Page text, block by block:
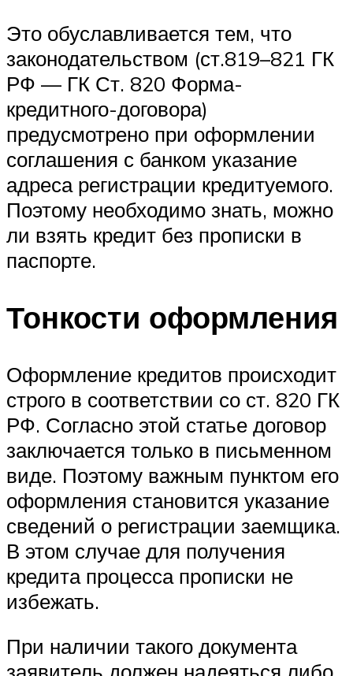
Это обуславливается тем, что
законодательством (ст.819–821 ГК
РФ — ГК Ст. 820 Форма-
кредитного-договора)
предусмотрено при оформлении
соглашения с банком указание
адреса регистрации кредитуемого.
Поэтому необходимо знать, можно
ли взять кредит без прописки в
паспорте.
Тонкости оформления
Оформление кредитов происходит
строго в соответствии со ст. 820 ГК
РФ. Согласно этой статье договор
заключается только в письменном
виде. Поэтому важным пунктом его
оформления становится указание
сведений о регистрации заемщика.
В этом случае для получения
кредита процесса прописки не
избежать.
При наличии такого документа